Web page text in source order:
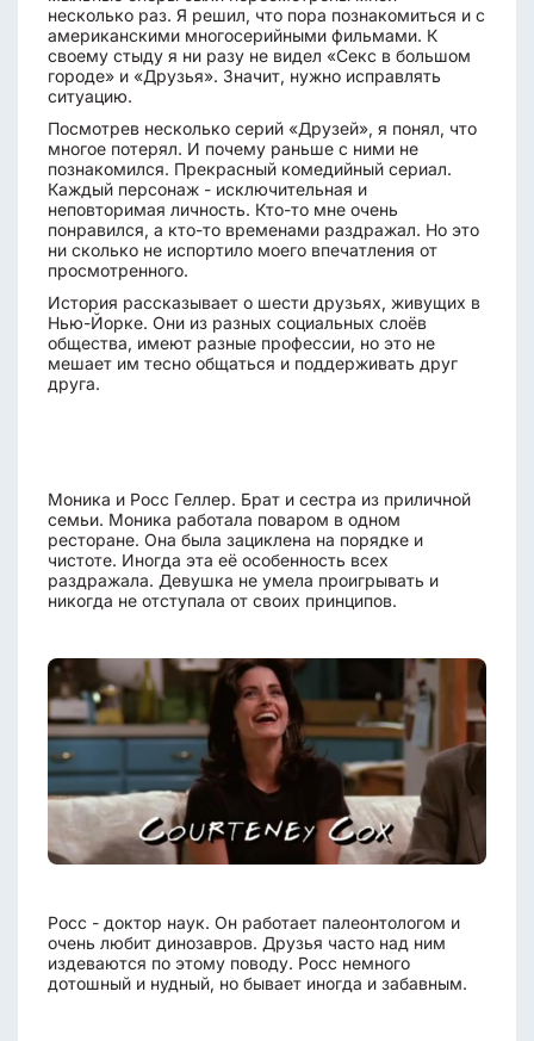
несколько раз. Я решил, что пора познакомиться и с
американскими многосерийными фильмами. К
своему стыду я ни разу не видел «Секс в большом
городе» и «Друзья». Значит, нужно исправлять
ситуацию.
Посмотрев несколько серий «Друзей», я понял, что
многое потерял. И почему раньше с ними не
познакомился. Прекрасный комедийный сериал.
Каждый персонаж - исключительная и
неповторимая личность. Кто-то мне очень
понравился, а кто-то временами раздражал. Но это
ни сколько не испортило моего впечатления от
просмотренного.
История рассказывает о шести друзьях, живущих в
Нью-Йорке. Они из разных социальных слоёв
общества, имеют разные профессии, но это не
мешает им тесно общаться и поддерживать друг
друга.
Моника и Росс Геллер. Брат и сестра из приличной
семьи. Моника работала поваром в одном
ресторане. Она была зациклена на порядке и
чистоте. Иногда эта её особенность всех
раздражала. Девушка не умела проигрывать и
никогда не отступала от своих принципов.
Росс - доктор наук. Он работает палеонтологом и
очень любит динозавров. Друзья часто над ним
издеваются по этому поводу. Росс немного
дотошный и нудный, но бывает иногда и забавным.